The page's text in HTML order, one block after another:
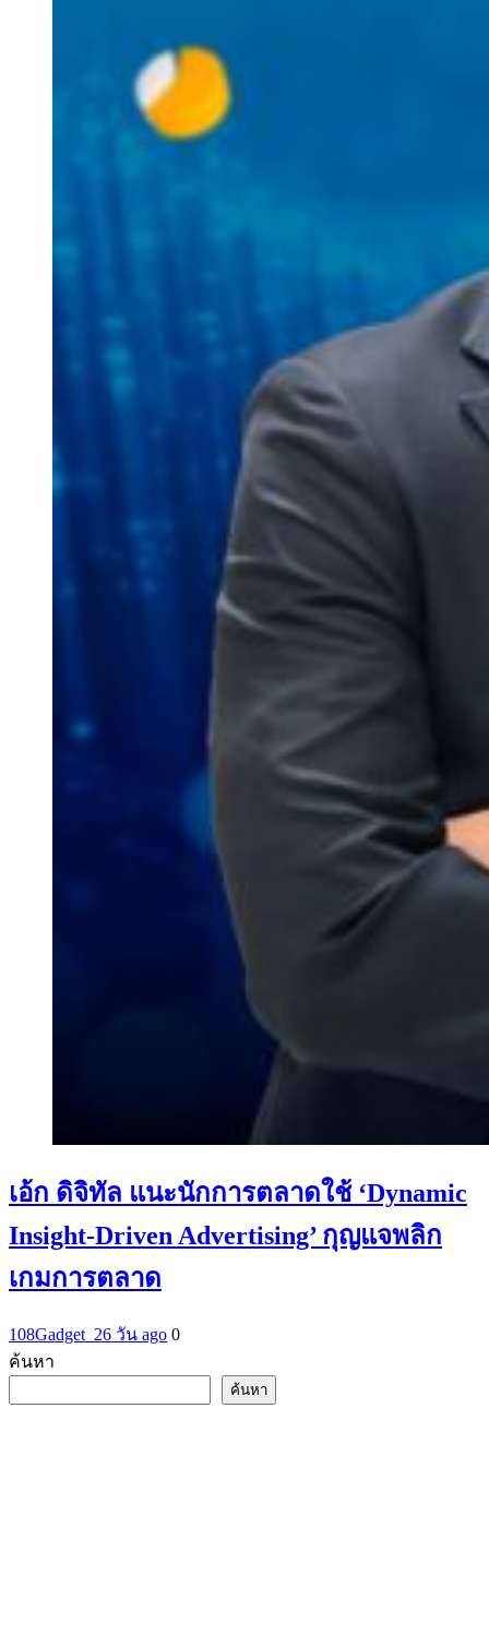
เอ้ก ดิจิทัล แนะนักการตลาดใช้ ‘Dynamic
Insight-Driven Advertising’ กุญแจพลิก
เกมการตลาด
108Gadget_26 วัน ago 0
ค้นหา
ค้นหา